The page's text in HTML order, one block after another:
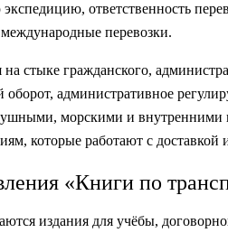
ответственность
перевозки.
на стыке гражданского,
оборот, административное
морскими и внутренними
которые работают с доставкой
«Книги по
издания для учёбы,